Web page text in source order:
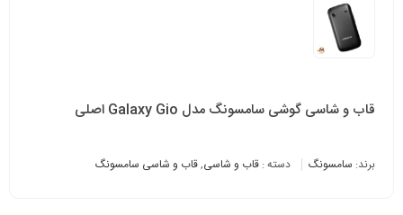
قاب و شاسی گوشی سامسونگ مدل Galaxy Gio اصلی
برند: سامسونگ دسته : قاب و شاسی,قاب و شاسی سامسونگ